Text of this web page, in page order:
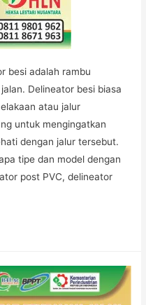
besi adalah rambu
Delineator besi biasa
atau jalur
untuk mengingatkan
dengan jalur tersebut.
tipe dan model dengan
post PVC, delineator